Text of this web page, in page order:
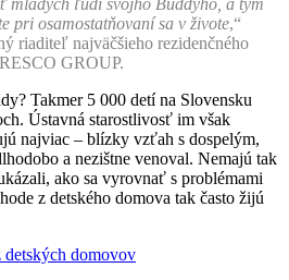
pri osamostatňovaní sa v živote,“
riaditeľ najväčšieho rezidenčného
GROUP.
Takmer 5 000 detí na Slovensku
Ústavná starostlivosť im však
najviac – blízky vzťah s dospelým,
a nezištne venoval. Nemajú tak
ako sa vyrovnať s problémami
z detského domova tak často žijú